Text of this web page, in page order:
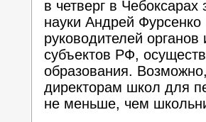
в четверг в
науки Андрей
руководителей
субъектов РФ,
образования.
директорам школ для
не меньше, чем